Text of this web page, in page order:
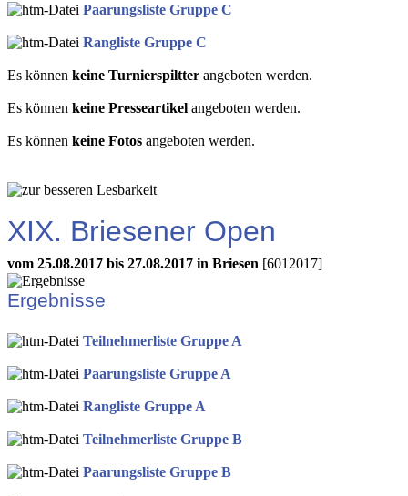
Paarungsliste Gruppe C
Rangliste Gruppe C
Es können keine Turnierspiltter angeboten werden.
Es können keine Presseartikel angeboten werden.
Es können keine Fotos angeboten werden.
XIX. Briesener Open
vom 25.08.2017 bis 27.08.2017 in Briesen [6012017]
Ergebnisse
Teilnehmerliste Gruppe A
Paarungsliste Gruppe A
Rangliste Gruppe A
Teilnehmerliste Gruppe B
Paarungsliste Gruppe B